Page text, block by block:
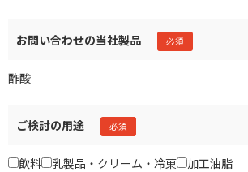
お問い合わせの当社製品
酢酸
ご検討の用途
飲料 乳製品・クリーム・冷菓
加工油脂